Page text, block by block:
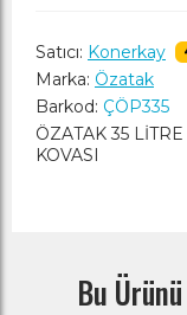
Satıcı: Konerkay
Marka: Özatak
Barkod: ÇÖP335
ÖZATAK 35
KOVASI
Bu